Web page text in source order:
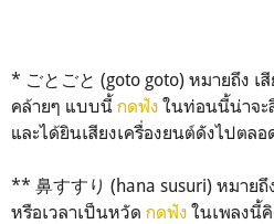
* ごとごと (goto goto) หมายถึง เ
คล้ายๆ แบบนี้ กดฟัง ในท่อนนี้น่าจะ
และได้ยินเสียงเครื่องยนต์ดังไปตลอ
** 鼻すすり (hana susuri) หมายถึ
หรือเวลาเป็นหวัด กดฟัง ในเพลงนี้